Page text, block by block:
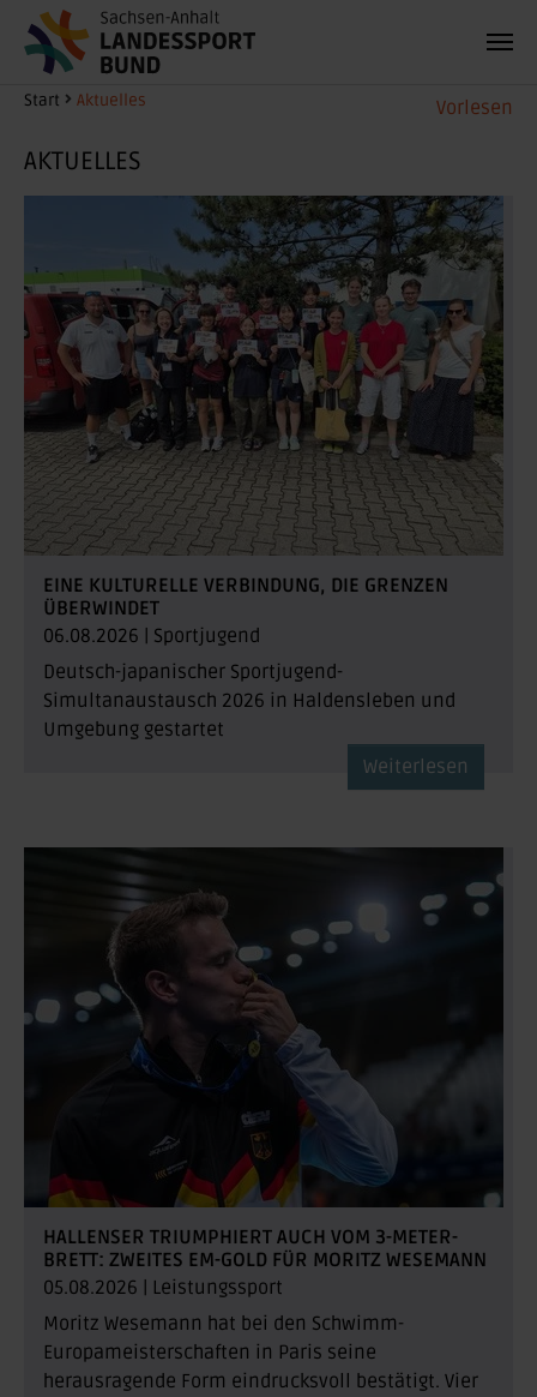
Zum Hauptinhalt springen Vorlesen
Sie sind hier:
Start Aktuelles
AKTUELLES
EINE KULTURELLE VERBINDUNG, DIE GRENZEN
ÜBERWINDET
06.08.2026
Sportjugend
Deutsch-japanischer Sportjugend-
Simultanaustausch 2026 in Haldensleben und
Umgebung gestartet
Weiterlesen
HALLENSER TRIUMPHIERT AUCH VOM 3-METER-
BRETT: ZWEITES EM-GOLD FÜR MORITZ WESEMANN
05.08.2026
Leistungssport
Moritz Wesemann hat bei den Schwimm-
Europameisterschaften in Paris seine
herausragende Form eindrucksvoll bestätigt. Vier